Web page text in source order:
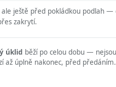
ještě před pokládkou podlah —
zakrytí.
úklid běží po celou dobu —
až úplně nakonec, před předáním.